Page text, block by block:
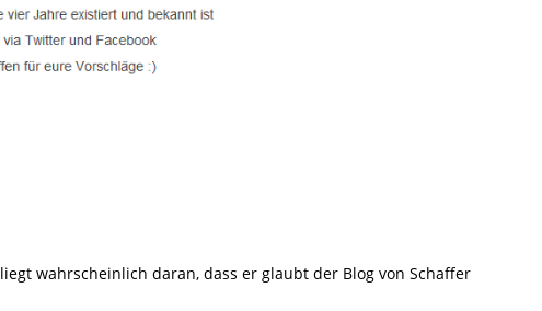
liegt wahrscheinlich daran, dass er glaubt der Blog von Schaffer